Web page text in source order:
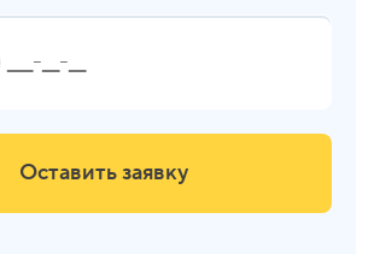
Оставить заявку